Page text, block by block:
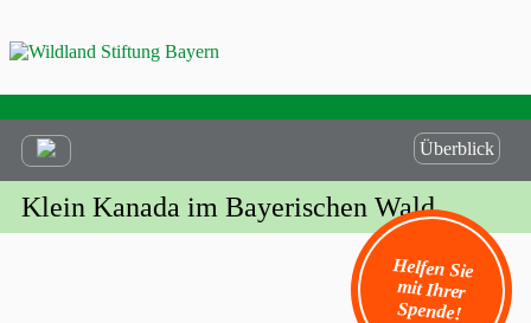
Helfen Sie
mit Ihrer
Spende!
Überblick
Klein Kanada im Bayerischen Wald